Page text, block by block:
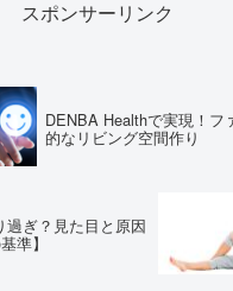
スポンサーリンク
DENBA Healthで実現！フ
的なリビング空間作り
過ぎ？見た目と原因
準】